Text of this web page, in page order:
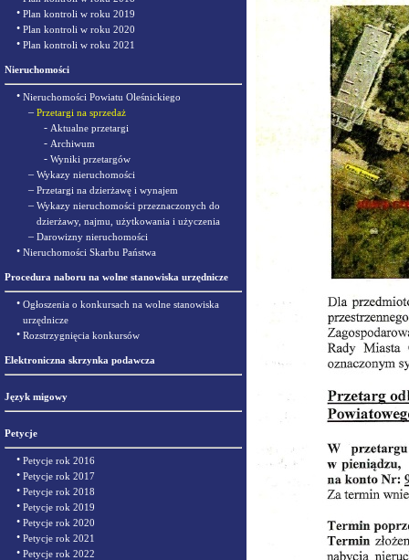
• Plan kontroli w roku 2019
• Plan kontroli w roku 2020
• Plan kontroli w roku 2021
Nieruchomości
• Nieruchomości Powiatu Oleśnickiego
– Przetargi na sprzedaż
- Aktualne przetargi
- Archiwum
- Wyniki przetargów
– Wykazy nieruchomości
– Przetargi na dzierżawę i wynajem
– Wykazy nieruchomości przeznaczonych do
dzierżawy, najmu, użytkowania i użyczenia
– Darowizny nieruchomości
• Nieruchomości Skarbu Państwa
Procedura naboru na wolne stanowiska urzędnicze
• Ogłoszenia o konkursach na wolne stanowiska
urzędnicze
• Rozstrzygnięcia konkursów
Elektroniczna skrzynka podawcza
Język migowy
Petycje
• Petycje rok 2016
• Petycje rok 2017
• Petycje rok 2018
• Petycje rok 2019
• Petycje rok 2020
• Petycje rok 2021
• Petycje rok 2022